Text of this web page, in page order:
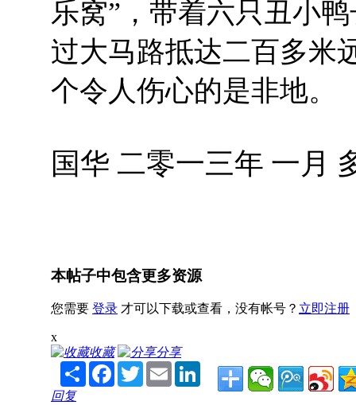
乐窝”，带着六只丑小
过大马路抵达二百多米
个令人伤心的是非地。
国华 二零一三年 一月
本帖子中包含更多资源
您需要 登录 才可以下载或查看，没有帐号？ 立即注册
x
收藏
分享
Share Facebook
TwitterEmail LinkedIn
回复